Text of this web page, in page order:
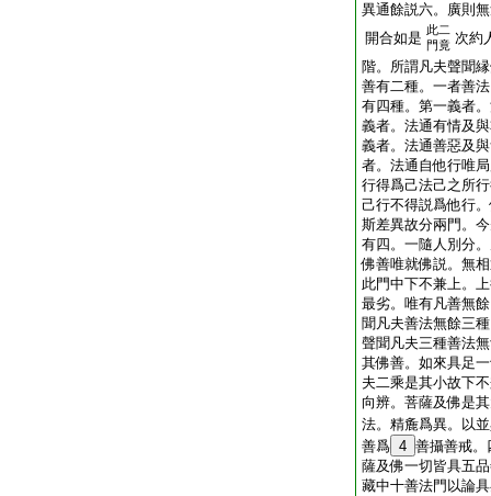
異通餘説六。廣則
開合如是 此二
門竟 次約
階。所謂凡夫聲聞
善有二種。一者善
有四種。第一義者
義者。法通有情及
義者。法通善惡及
者。法通自他行唯
行得爲己法己之所
己行不得説爲他行
斯差異故分兩門。
有四。一隨人別分
佛善唯就佛説。無
此門中下不兼上。
最劣。唯有凡善無
聞凡夫善法無餘三
聲聞凡夫三種善法
其佛善。如來具足
夫二乘是其小故下
向辨。菩薩及佛是
法。精麁爲異。以
善爲 4 善攝善戒。
薩及佛一切皆具五
藏中十善法門以論